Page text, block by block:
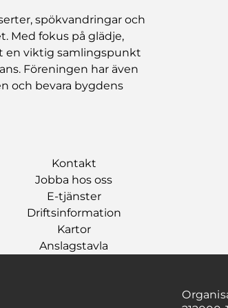
spökvandringar och
Med fokus på glädje,
en viktig samlingspunkt
Föreningen har även
och bevara bygdens
Kontakt
Jobba hos oss
E-tjänster
Driftsinformation
Kartor
Anslagstavla